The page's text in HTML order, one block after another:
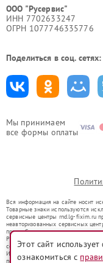
Мы принимаем
все формы оплаты
ООО "Русервис"
ИНН 7702633247
ОГРН 1077746335776
Поделиться в соц. сетях:
Вся информация на сайте носит
Товарные знаки используются
сервисные центры rnd.lg-fixim.ru
неавторизованных сервисных
правообладателями товарных
Ремонт осуществляется для
со статьей 1487 ГК РФ.
Использование товарных знаков
потребителей в заблуждение, а
Этот сайт
ознакомиться с